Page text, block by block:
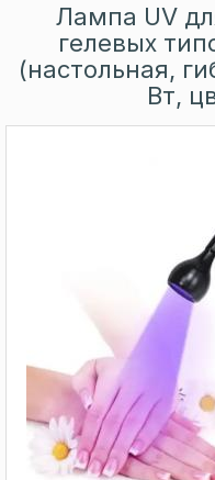
Лампа UV
гелевых
(настольная,
Вт,